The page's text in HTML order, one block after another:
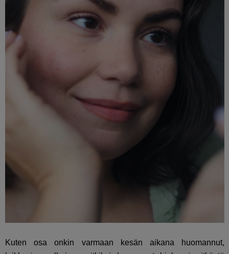
Kuten osa onkin varmaan kesän aikana huomannut,